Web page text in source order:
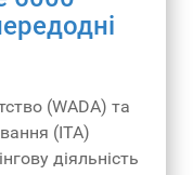
(WADA) та
(ITA)
діяльність